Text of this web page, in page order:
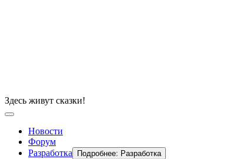
Здесь живут сказки!
Новости
Форум
Разработка
Подробнее: Разработка